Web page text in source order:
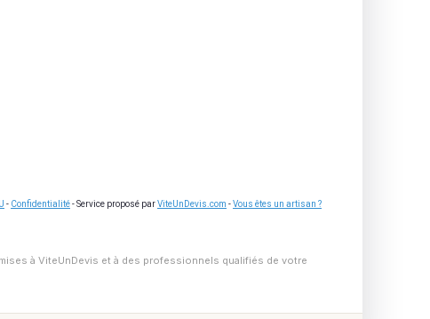
- Confidentialité- Service proposé parViteUnDevis.com -Vous êtes un artisan ?
à ViteUnDevis et à des professionnels qualifiés de votre